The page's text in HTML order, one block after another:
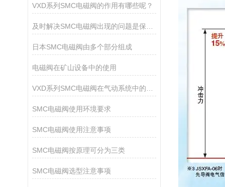
VXD系列SMC电磁阀的作用有哪些呢？
日本SMC电磁阀由多个部分组成
电磁阀在矿山设备中的使用
SMC电磁阀使用环境要求
SMC电磁阀使用注意事项
SMC电磁阀按原理可分为三类
SMC电磁阀选型注意事项